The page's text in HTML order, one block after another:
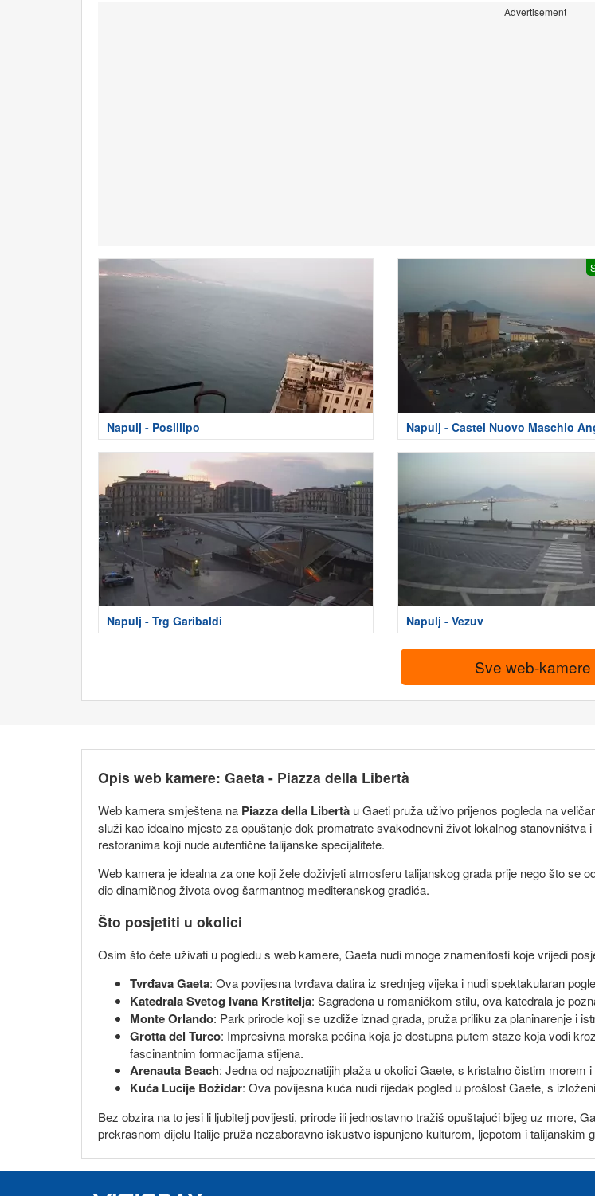
Advertisement
Napulj - Posillipo Napulj - Castel Nuovo Maschio
Napulj - Trg Garibaldi Napulj - Vezuv
Sve web-kamere
Opis web kamere: Gaeta - Piazza della Libertà
Web kamera smještena na Piazza della Libertà u Gaeti pruža uživo prijenos pogleda na
služi kao idealno mjesto za opuštanje dok promatrate svakodnevni život lokalnog
restoranima koji nude autentične talijanske specijalitete.
Web kamera je idealna za one koji žele doživjeti atmosferu talijanskog grada prije nego što
dio dinamičnog života ovog šarmantnog mediteranskog gradića.
Što posjetiti u okolici
Osim što ćete uživati u pogledu s web kamere, Gaeta nudi mnoge znamenitosti koje vrijedi
Tvrđava Gaeta: Ova povijesna tvrđava datira iz srednjeg vijeka i nudi spektakularan
Katedrala Svetog Ivana Krstitelja: Sagrađena u romaničkom stilu, ova katedrala je
Monte Orlando: Park prirode koji se uzdiže iznad grada, pruža priliku za planinarenje i
Grotta del Turco: Impresivna morska pećina koja je dostupna putem staze koja vodi
fascinantnim formacijama stijena.
Arenauta Beach: Jedna od najpoznatijih plaža u okolici Gaete, s kristalno čistim
Kuća Lucije Božidar: Ova povijesna kuća nudi rijedak pogled u prošlost Gaete, s
Bez obzira na to jesi li ljubitelj povijesti, prirode ili jednostavno tražiš opuštajući bijeg uz more,
prekrasnom dijelu Italije pruža nezaboravno iskustvo ispunjeno kulturom, ljepotom i talijanskim